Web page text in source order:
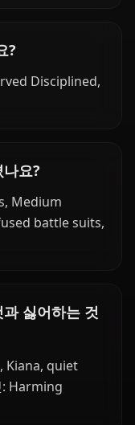
?
Disciplined,
요?
Medium
battle suits,
싫어하는 것
Kiana, quiet
Harming